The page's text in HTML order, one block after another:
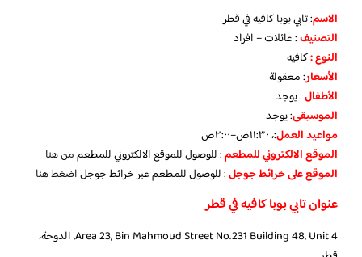
الاسم: تابي بوبا كافيه في قطر
التصنيف: عائلات – افراد
النوع :كافيه
الأسعار:معقولة
الأطفال:يوجد
الموسيقى:يوجد
مواعيد العمل:، ١١:٣٠ص–٢:٠٠ص
الموقع الالكتروني للمطعم: للوصول للموقع الالكتروني للمطعممن هنا
الموقع على خرائط جوجل: للوصول للمطعم عبر خرائط جوجلاضغط هنا
عنوان تابي بوبا كافيه في قطر
Area 23, Bin Mahmoud Street No.231 Building 48, Unit 4, الدوحة،